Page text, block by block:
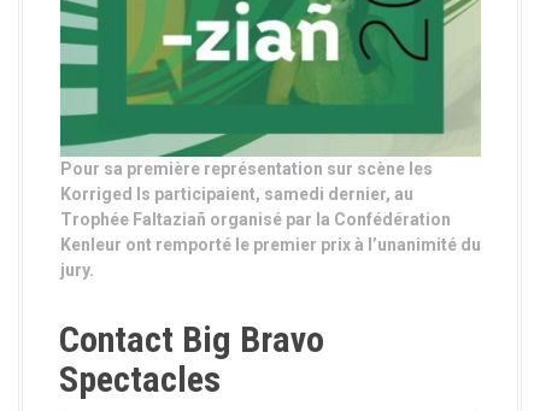
Pour sa première représentation sur scène les
Korriged Is participaient, samedi dernier, au
Trophée Faltaziañ organisé par la Confédération
Kenleur ont remporté le premier prix à l’unanimité du
jury.
Contact Big Bravo
Spectacles